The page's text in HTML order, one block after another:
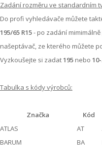
Zadání rozměru ve standardním
Do profi vyhledávače můžete
195/65 R15- po zadání
našeptávač, ze kterého můžete
Vyzkoušejte si zadat195 nebo 10-
Tabulka s kódy výrobců:
Značka Kód
ATLAS
AT
BARUM
BA